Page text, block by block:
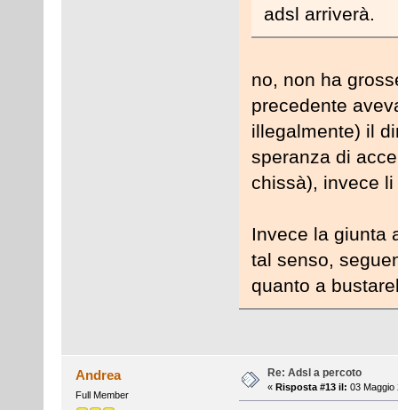
adsl arriverà.
no, non ha
precedente
illegalmente) il
speranza di
chissà), invece
Invece la giunta
tal senso,
quanto a
Andrea
Full Member
Re: Adsl a percoto
« Risposta #13 il: 03 Maggio